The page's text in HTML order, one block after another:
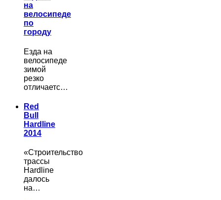
на
велосипеде
по
городу
Езда на
велосипеде
зимой
резко
отличаетс…
Red
Bull
Hardline
2014
«Строительство
трассы
Hardline
далось
на…